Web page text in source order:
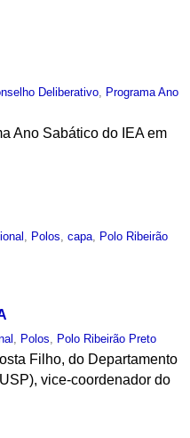
Deliberativo Programa Ano
Ano Sabático do IEA em
Polos ,capa Polo Ribeirão
, Polos, Polo Ribeirão Preto
Filho, do Departamento
vice-coordenador do